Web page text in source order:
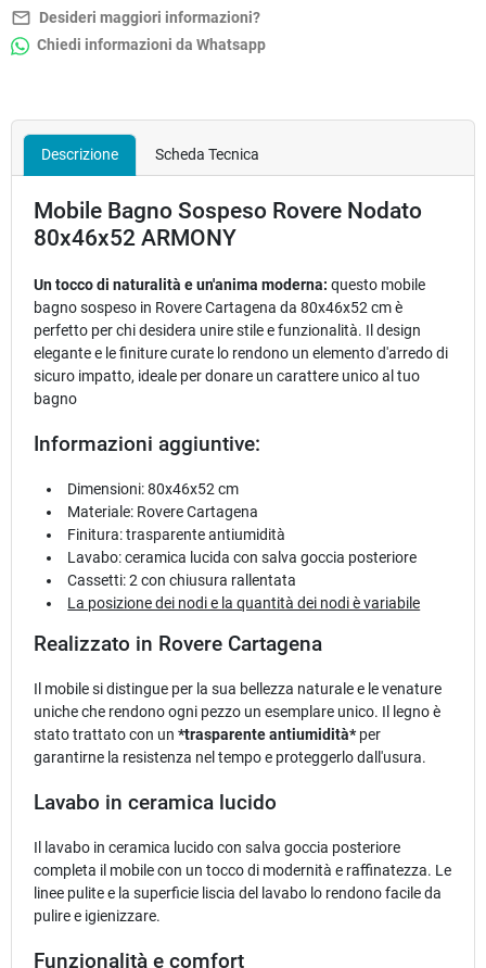
mail_outline Desideri maggiori informazioni?
Chiedi informazioni da Whatsapp
Descrizione Scheda Tecnica
Mobile Bagno Sospeso Rovere Nodato
80x46x52 ARMONY
Un tocco di naturalità e un'anima moderna: questo mobile
bagno sospeso in Rovere Cartagena da 80x46x52 cm è
perfetto per chi desidera unire stile e funzionalità. Il design
elegante e le finiture curate lo rendono un elemento d'arredo di
sicuro impatto, ideale per donare un carattere unico al tuo
bagno
Informazioni aggiuntive:
Dimensioni: 80x46x52 cm
Materiale: Rovere Cartagena
Finitura: trasparente antiumidità
Lavabo: ceramica lucida con salva goccia posteriore
Cassetti: 2 con chiusura rallentata
La posizione dei nodi e la quantità dei nodi è variabile
Realizzato in Rovere Cartagena
Il mobile si distingue per la sua bellezza naturale e le venature
uniche che rendono ogni pezzo un esemplare unico. Il legno è
stato trattato con un *trasparente antiumidità*per
garantirne la resistenza nel tempo e proteggerlo dall'usura.
Lavabo in ceramica lucido
Il lavabo in ceramica lucido con salva goccia posteriore
completa il mobile con un tocco di modernità e raffinatezza. Le
linee pulite e la superficie liscia del lavabo lo rendono facile da
pulire e igienizzare.
Funzionalità e comfort